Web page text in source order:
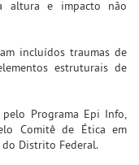
altura e impacto não
incluídos traumas de
estruturais de
Programa Epi Info,
Comitê de Ética em
do Distrito Federal.